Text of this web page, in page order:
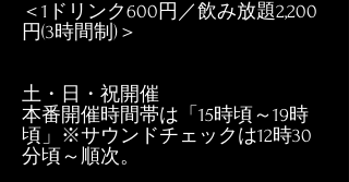
＜1ドリンク600円／飲み放題2,200
円(3時間制)＞
土・日・祝開催
本番開催時間帯は「15時頃～19時
頃」※サウンドチェックは12時30
分頃～順次。